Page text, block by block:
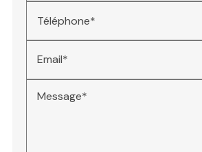
Téléphone*
Email*
Message*